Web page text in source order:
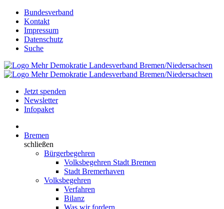
Bundesverband
Kontakt
Impressum
Datenschutz
Suche
Jetzt spenden
Newsletter
Infopaket
Bremen
schließen
Bürgerbegehren
Volksbegehren Stadt Bremen
Stadt Bremerhaven
Volksbegehren
Verfahren
Bilanz
Was wir fordern